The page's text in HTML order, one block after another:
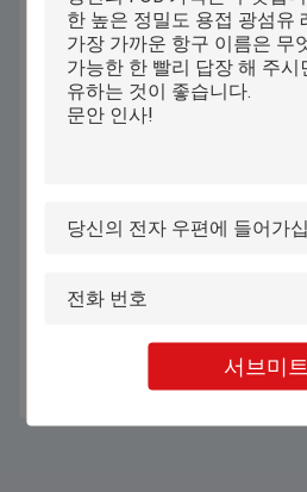
서브미트
용접 기계 스테인리스 스틸 알루미늄
최상의 가격을 얻으세요